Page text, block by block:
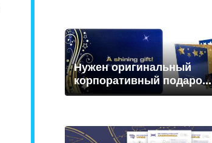
Нужен оригинальный
корпоративный подаро...